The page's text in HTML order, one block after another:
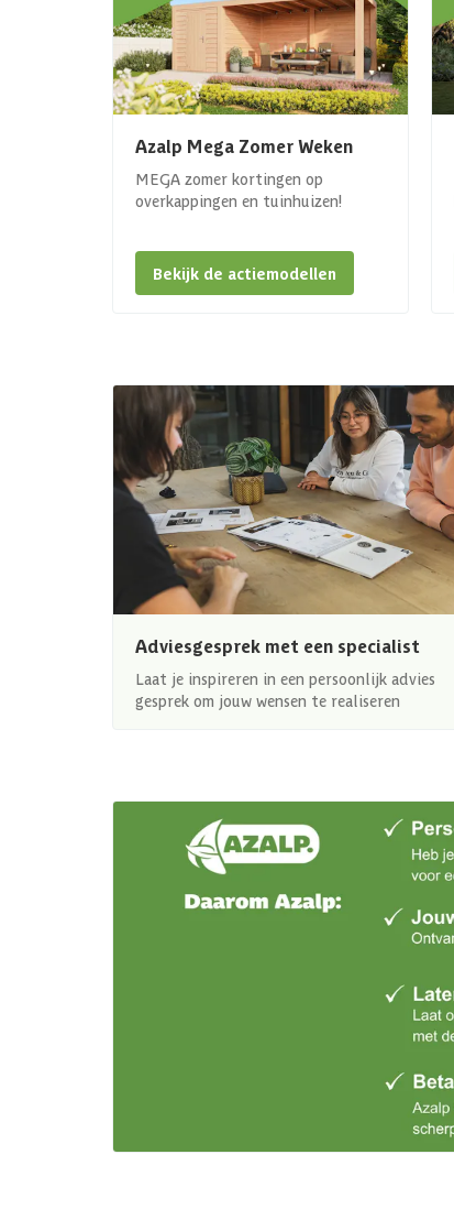
Azalp Mega Zomer Weken
MEGA zomer kortingen op
overkappingen en tuinhuizen!
Bekijk de actiemodellen
Adviesgesprek met een specialist
Laat je inspireren in een persoonlijk advies
gesprek om jouw wensen te realiseren